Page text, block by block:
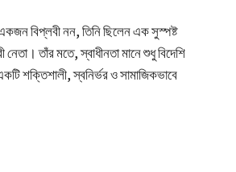
বিপ্লবী নন, তিনি ছিলেন এক সুস্পষ্ট
নেতা। তাঁর মতে, স্বাধীনতা মানে শুধু বিদেশি
শক্তিশালী, স্বনির্ভর ও সামাজিকভাবে